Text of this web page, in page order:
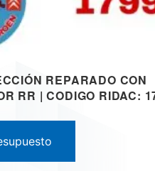
REPARADO CON
RR | CODIGO RIDAC: